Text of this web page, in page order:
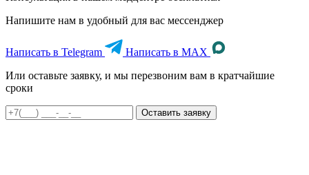
Напишите нам в удобный для вас мессенджер
Написать в Telegram
Написать в MAX
Или оставьте заявку, и мы перезвоним вам в кратчайшие
сроки
Оставить заявку